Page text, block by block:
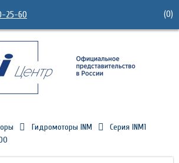
25-60 (0)
Гидромоторы INM
Серия INM1